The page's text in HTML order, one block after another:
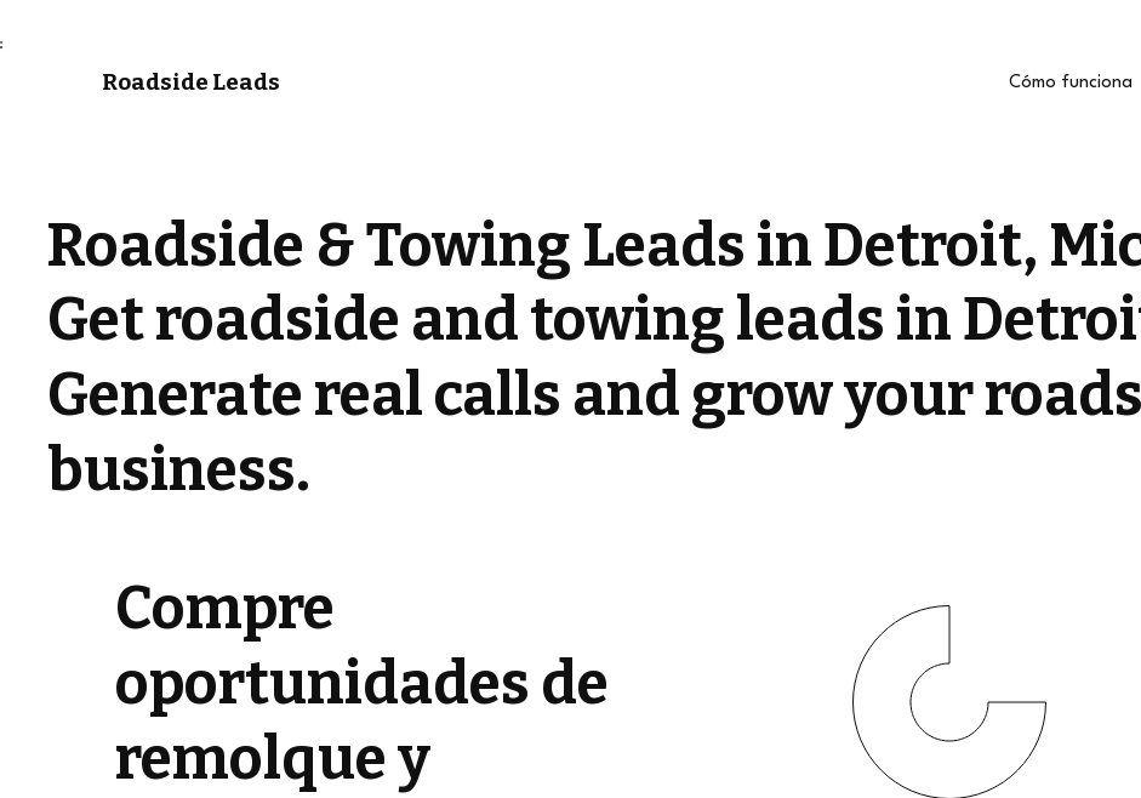
Roadside Leads Cómo funciona
Roadside & Towing Leads in Detroit,
Get roadside and towing leads in
Generate real calls and grow your
business.
Compre
oportunidades de
remolque y